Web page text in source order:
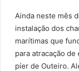
Ainda neste mês
instalação dos
marítimas que
para atracação
píer de Outeiro.